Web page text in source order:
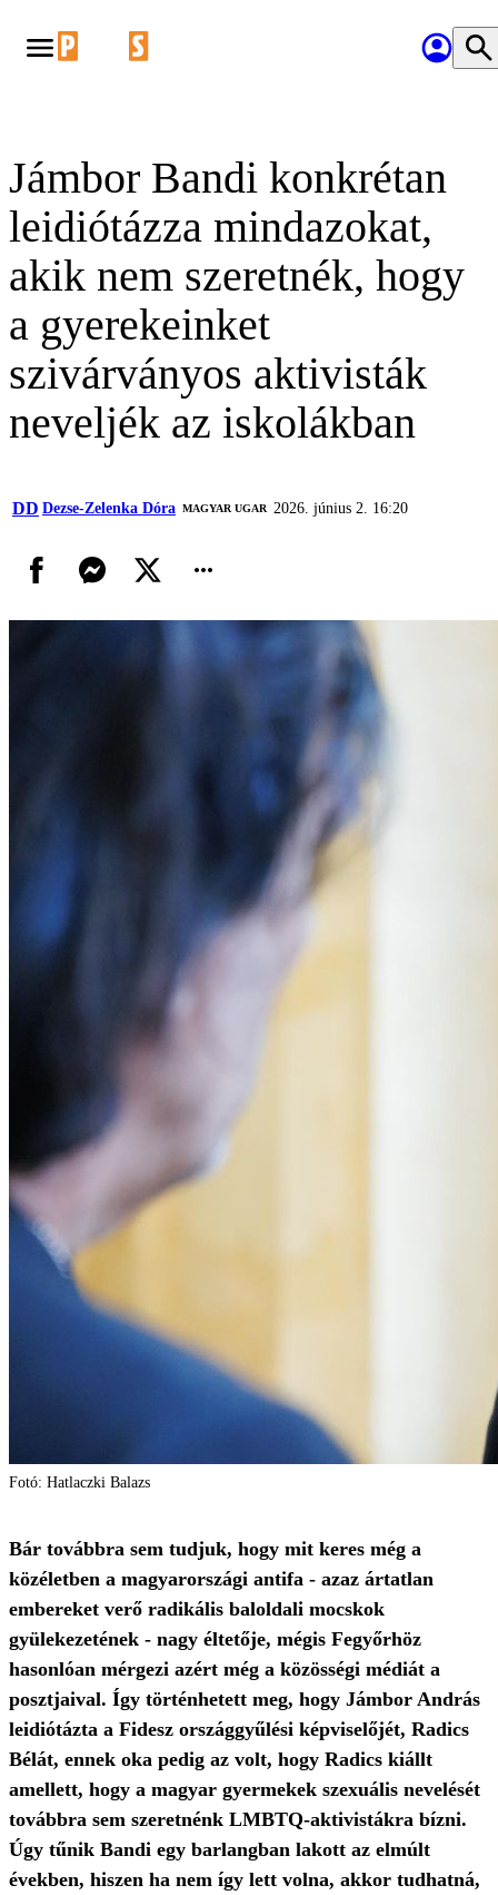
Jámbor Bandi konkrétan
leidiótázza mindazokat,
akik nem szeretnék, hogy
a gyerekeinket
szivárványos aktivisták
neveljék az iskolákban
DD Dezse-Zelenka Dóra MAGYAR UGAR 2026. június 2. 16:20
Fotó: Hatlaczki Balazs
Bár továbbra sem tudjuk, hogy mit keres még a
közéletben a magyarországi antifa - azaz ártatlan
embereket verő radikális baloldali mocskok
gyülekezetének - nagy éltetője, mégis Fegyőrhöz
hasonlóan mérgezi azért még a közösségi médiát a
posztjaival. Így történhetett meg, hogy Jámbor András
leidiótázta a Fidesz országgyűlési képviselőjét, Radics
Bélát, ennek oka pedig az volt, hogy Radics kiállt
amellett, hogy a magyar gyermekek szexuális nevelését
továbbra sem szeretnénk LMBTQ-aktivistákra bízni.
Úgy tűnik Bandi egy barlangban lakott az elmúlt
években, hiszen ha nem így lett volna, akkor tudhatná,